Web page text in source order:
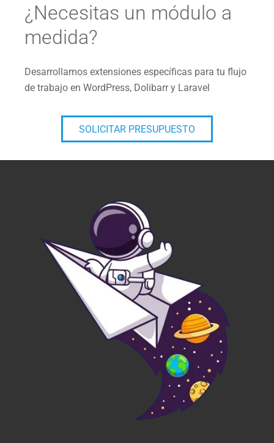
¿Necesitas un módulo a
medida?
Desarrollamos extensiones específicas para tu flujo
de trabajo en WordPress, Dolibarr y Laravel
SOLICITAR PRESUPUESTO